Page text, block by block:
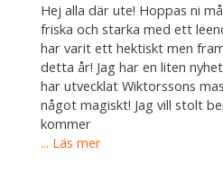
Hej alla där ute! Hoppas ni
friska och starka med ett
har varit ett hektiskt men
detta år! Jag har en liten
har utvecklat Wiktorssons
något magiskt! Jag vill stolt
kommer
... Läs mer